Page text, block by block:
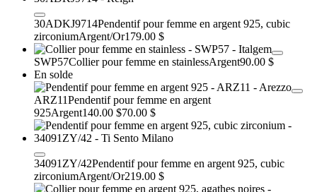
30ADKJ9714Pendentif pour femme en argent 925, cubic
zirconiumArgent/Or179.00 $
SWP57Collier pour femme en stainlessArgent90.00 $
En solde
ARZ11Pendentif pour femme en argent
925Argent140.00 $70.00 $
34091ZY/42Pendentif pour femme en argent 925, cubic
zirconiumArgent/Or219.00 $